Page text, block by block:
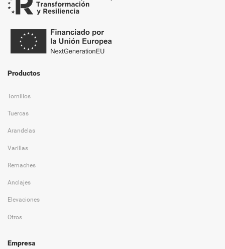
Productos
Tornillos
Tuercas
Arandelas
Varillas
Remaches
Anclajes
Elevaciones
Otros
Empresa